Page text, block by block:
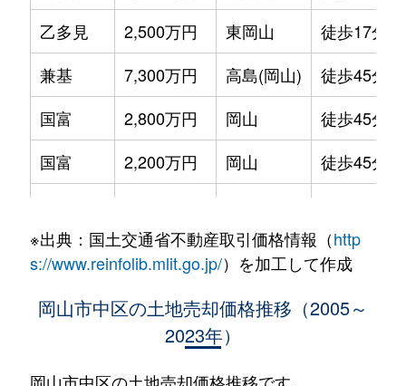
乙多見
2,500万円 東岡山
徒歩17分
兼基
7,300万円 高島(岡山)
徒歩45分
国富
2,800万円 岡山
徒歩45分
国富
2,200万円 岡山
徒歩45分
倉田
19,000万円 岡山
徒歩1時間
800万円 岡山
桑野
8,200万円 岡山
※出典：国土交通省不動産取引価格情報（http
s://www.reinfolib.mlit.go.jp/）を加工して作成
岡山市中区の土地売却価格推移（2005～
2023年）
岡山市中区の土地売却価格推移です。